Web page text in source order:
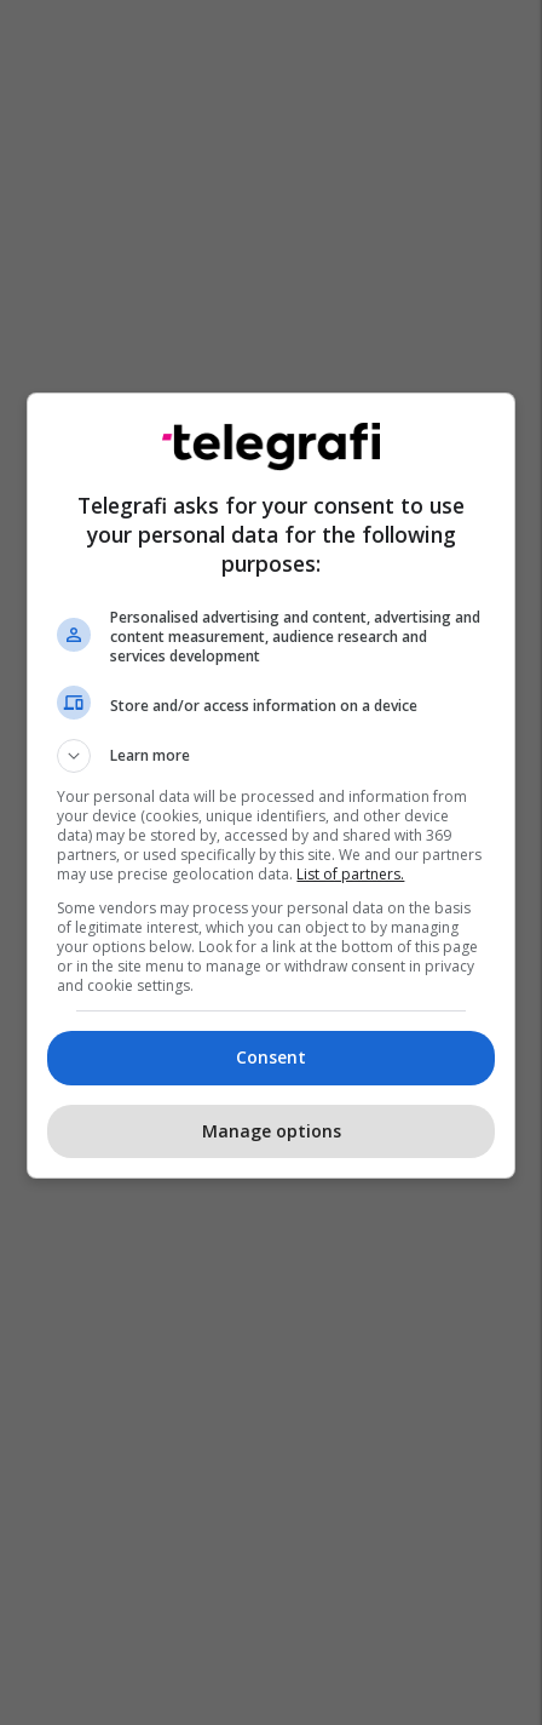
Alvaro Arbeloa Real Madrid
Telegrafi asks for your consent to use
your personal data for the following
purposes:
Personalised advertising and content, advertising and
content measurement, audience research and
services development
Store and/or access information on a device
Learn more
Your personal data will be processed and information from
your device (cookies, unique identifiers, and other device
data) may be stored by, accessed by and shared with 369
partners, or used specifically by this site. We and our partners
may use precise geolocation data. List of partners.
Some vendors may process your personal data on the basis
of legitimate interest, which you can object to by managing
your options below. Look for a link at the bottom of this page
or in the site menu to manage or withdraw consent in privacy
and cookie settings.
Consent
Manage options